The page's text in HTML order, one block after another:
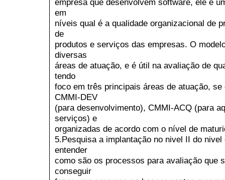
em
níveis qual é a qualidade organizacional de
de
produtos e serviços das empresas. O
diversas
áreas de atuação, e é útil na avaliação de
tendo
foco em três principais áreas de atuação,
CMMI-DEV
(para desenvolvimento), CMMI-ACQ (para
serviços) e
organizadas de acordo com o nível de
5.Pesquisa a implantação no nivel II do
entender
como são os processos para avaliação que
conseguir